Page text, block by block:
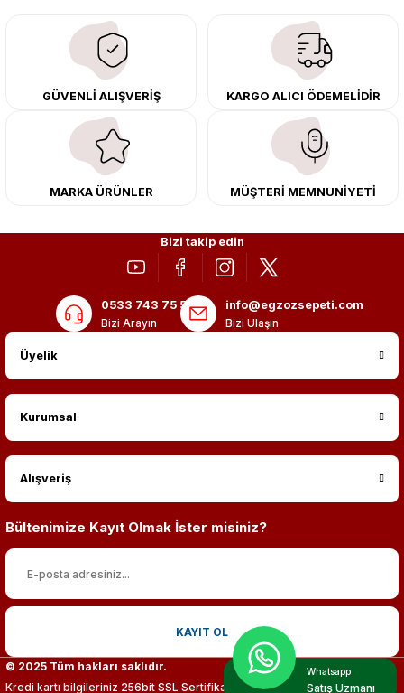
çıkma orijinal ürünler ile yenileyebilir, body kit uygulamalarıyla aracınızın
tasarımını ve aerodinamisini üst seviyeye taşıyabilirsiniz.
Tüm ürünlerimiz orijinal, dayanıklı ve uzun ömürlüdür. İstanbul’daki montaj
merkezimizde profesyonel montaj yapıyor, Türkiye’nin her yerine güvenli
kargo ile teslimat gerçekleştiriyoruz. Aracınıza değer katmak için doğru
adres: Egzoz Sepeti.
GÜVENLİ ALIŞVERİŞ KARGO ALICI ÖDEMELİDİR
MARKA ÜRÜNLER MÜŞTERİ MEMNUNİYETİ
Bizi takip edin
0533 743 75 56
Bizi Arayın
info@egzozsepeti.com
Bizi Ulaşın
Üyelik
Kurumsal
Alışveriş
Bültenimize Kayıt Olmak İster misiniz?
KAYIT OL
© 2025 Tüm hakları saklıdır.
Kredi kartı bilgileriniz 256bit SSL Sertifikası ile %100 koruma altındadır.
Whatsapp
Satış Uzmanı